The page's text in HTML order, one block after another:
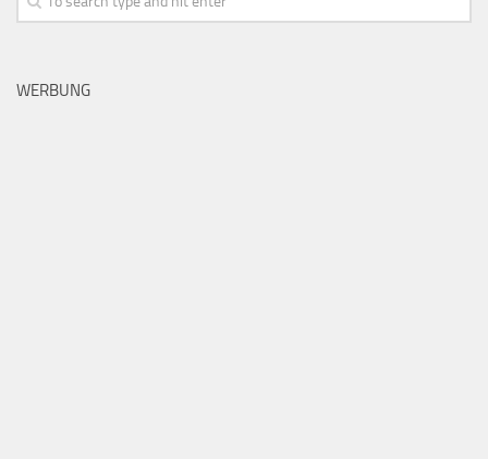
WERBUNG